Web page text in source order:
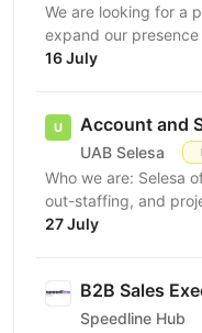
We are looking for a
expand our presence
Austria, Switzerland)
16 July
Account and
UAB Selesa
Who we are: Selesa
out-staffing, and
enhance business
27 July
B2B Sales
Speedline Hub